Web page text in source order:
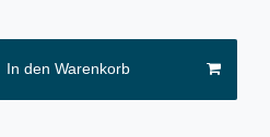
In den Warenkorb